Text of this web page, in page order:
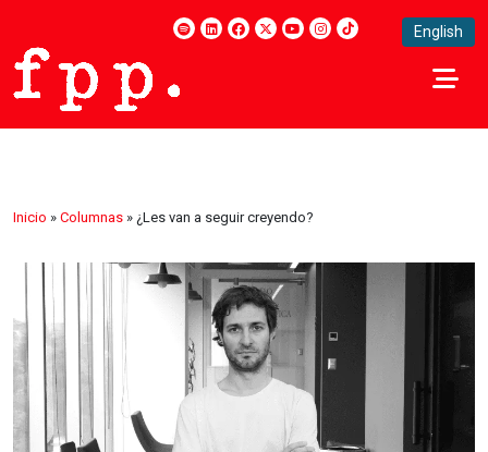
English
Inicio » Columnas » ¿Les van a seguir creyendo?